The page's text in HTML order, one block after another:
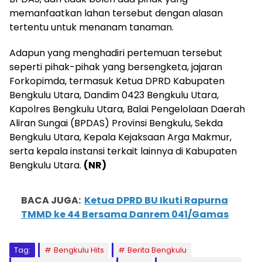
memanfaatkan lahan tersebut dengan alasan
tertentu untuk menanam tanaman.
Adapun yang menghadiri pertemuan tersebut
seperti pihak-pihak yang bersengketa, jajaran
Forkopimda, termasuk Ketua DPRD Kabupaten
Bengkulu Utara, Dandim 0423 Bengkulu Utara,
Kapolres Bengkulu Utara, Balai Pengelolaan Daerah
Aliran Sungai (BPDAS) Provinsi Bengkulu, Sekda
Bengkulu Utara, Kepala Kejaksaan Arga Makmur,
serta kepala instansi terkait lainnya di Kabupaten
Bengkulu Utara. (NR)
BACA JUGA: Ketua DPRD BU Ikuti Rapurna
TMMD ke 44 Bersama Danrem 041/Gamas
Tag: Bengkulu Hits
Berita Bengkulu